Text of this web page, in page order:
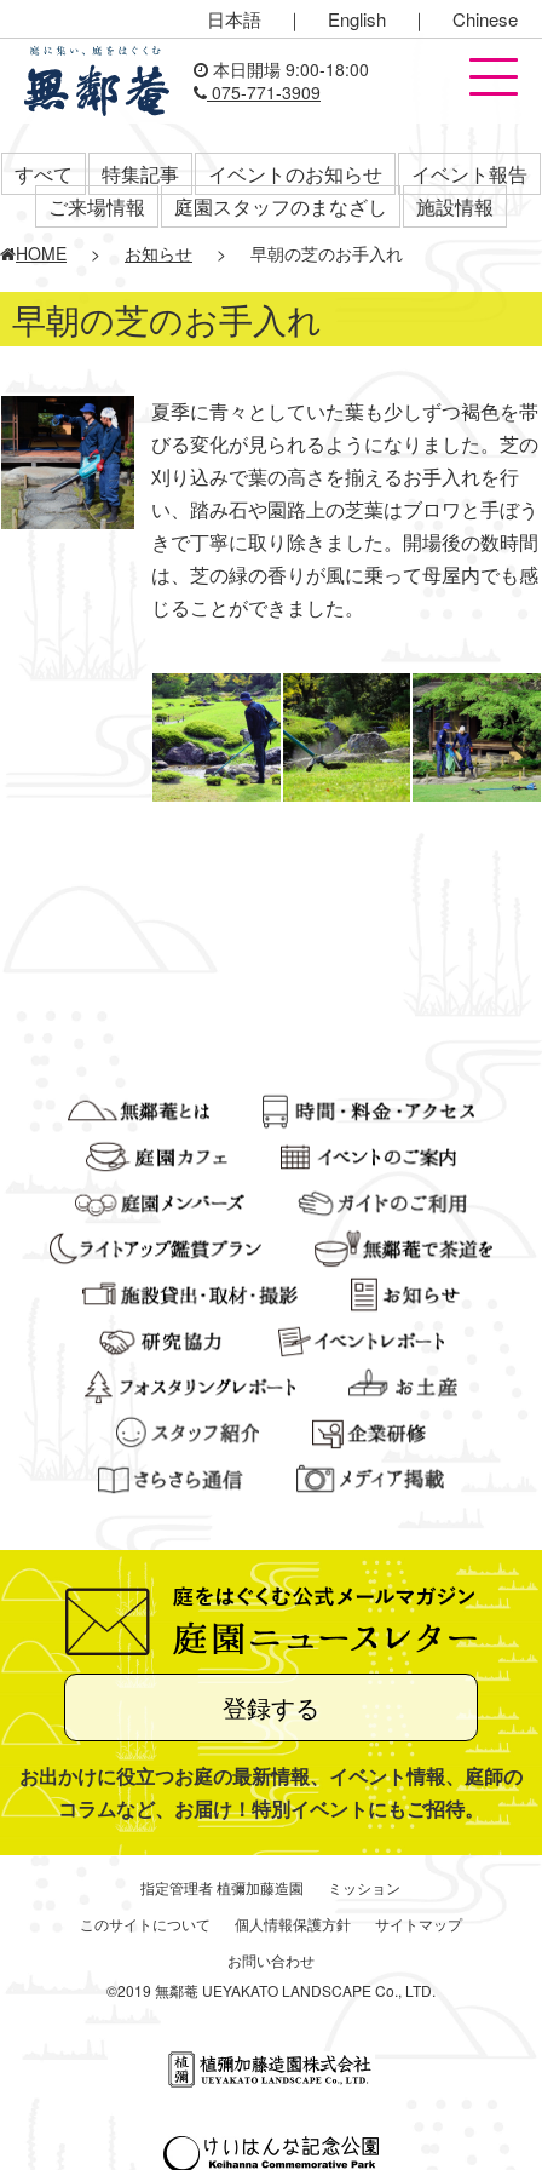
日本語 ｜ English ｜ Chinese
本日開場 9:00-18:00
075-771-3909
すべて 特集記事 イベントのお知らせ
イベント報告
ご来場情報
庭園スタッフのまなざし 施設情報
HOME > お知らせ > 早朝の芝のお手入れ
早朝の芝のお手入れ
夏季に青々としていた葉も少しずつ褐色を帯
びる変化が見られるようになりました。芝の
刈り込みで葉の高さを揃えるお手入れを行
い、踏み石や園路上の芝葉はブロワと手ぼう
きで丁寧に取り除きました。開場後の数時間
は、芝の緑の香りが風に乗って母屋内でも感
じることができました。
登録する
お出かけに役立つお庭の最新情報、イベント情報、庭師の
コラムなど、お届け！特別イベントにもご招待。
指定管理者 植彌加藤造園
ミッション
このサイトについて
個人情報保護方針
サイトマップ
お問い合わせ
©2019 無鄰菴 UEYAKATO LANDSCAPE Co., LTD.